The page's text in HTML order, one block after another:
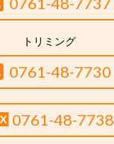
トリミング
0761-48-7730
0761-48-7738